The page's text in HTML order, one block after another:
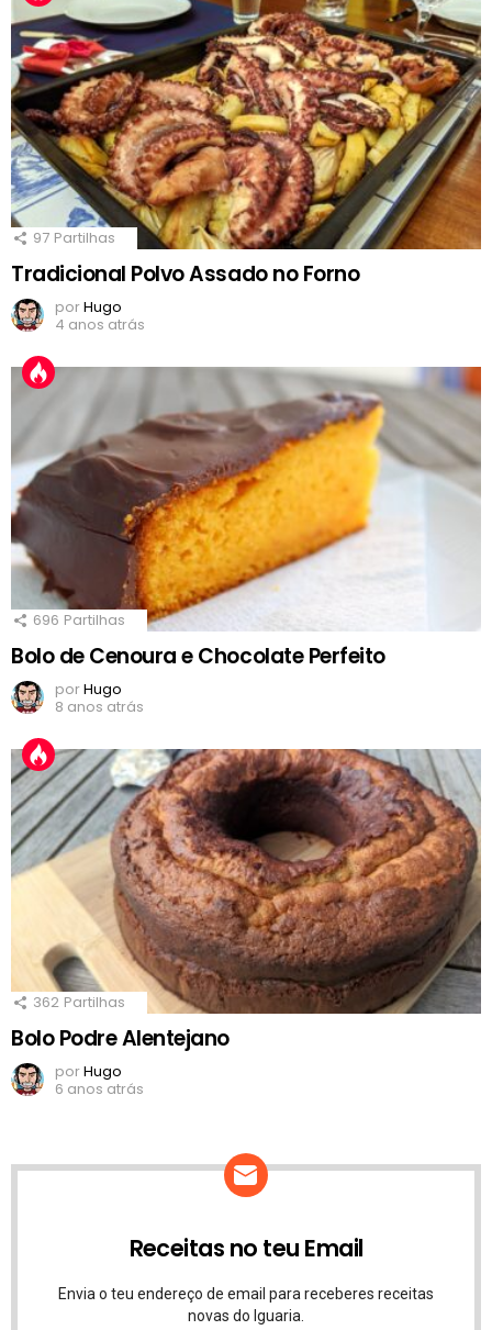
97 Partilhas
Tradicional Polvo Assado no Forno
porHugo
4 anos atrás
696 Partilhas
Bolo de Cenoura e Chocolate Perfeito
porHugo
8 anos atrás
362 Partilhas
Bolo Podre Alentejano
porHugo
6 anos atrás
Receitas no teu Email
Envia o teu endereço de email para receberes receitas
novas do Iguaria.